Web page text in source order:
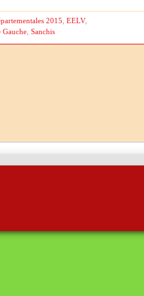
2015 EELV,
Gauche Sanchis